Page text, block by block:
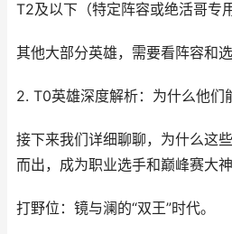
T2及以下（特定阵容或绝活哥专
其他大部分英雄，需要看阵容和选
2. T0英雄深度解析：为什么他们
接下来我们详细聊聊，为什么这
而出，成为职业选手和巅峰赛大神
打野位：镜与澜的“双王”时代。